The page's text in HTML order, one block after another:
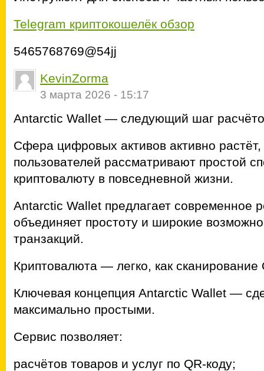
Telegram криптокошелёк обзор
5465768769@54jj
KevinZorma
3 марта 2026 - 15:17
Antarctic Wallet — следующий шаг
Сфера цифровых активов активно
пользователей рассматривают простой
криптовалюту в повседневной жизни.
Antarctic Wallet предлагает современное
объединяет простоту и широкие
транзакций.
Криптовалюта — легко, как сканирование
Ключевая концепция Antarctic Wallet —
максимально простыми.
Сервис позволяет:
расчётов товаров и услуг по QR-коду;